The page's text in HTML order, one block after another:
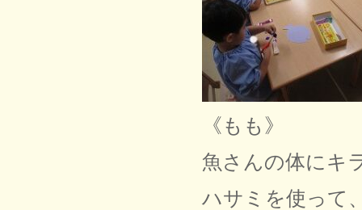
《もも》
魚さんの体にキ
ハサミを使って